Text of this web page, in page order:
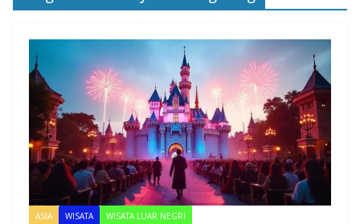
ASIA WISATA WISATA LUAR NEGRI